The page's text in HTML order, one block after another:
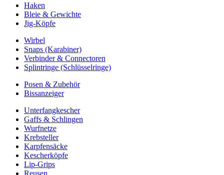
Haken
Bleie & Gewichte
Jig-Köpfe
Wirbel
Snaps (Karabiner)
Verbinder & Connectoren
Splintringe (Schlüsselringe)
Posen & Zubehör
Bissanzeiger
Unterfangkescher
Gaffs & Schlingen
Wurfnetze
Krebsteller
Karpfensäcke
Kescherköpfe
Lip-Grips
Reusen